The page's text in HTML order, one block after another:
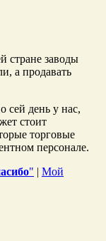
стране заводы
а продавать
сей день у нас,
стоит
торговые
персонале.
" | Мой